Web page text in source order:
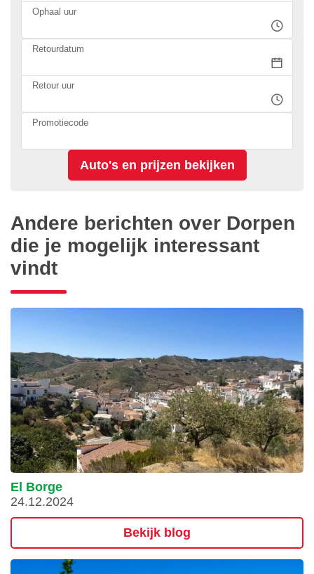
Ophaal uur
Retourdatum
Retour uur
Promotiecode
Andere berichten over Dorpen
die je mogelijk interessant
vindt
El Borge
24.12.2024
Bekijk blog